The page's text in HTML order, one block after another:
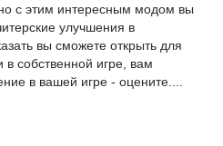
с этим интересным модом вы
улучшения в
вы сможете открыть для
собственной игре, вам
в вашей игре - оцените....